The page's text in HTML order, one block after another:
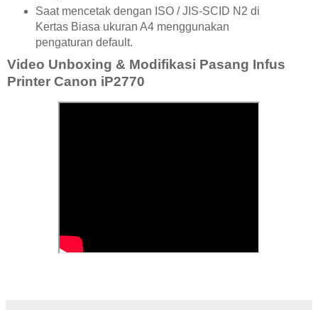
Saat mencetak dengan ISO / JIS-SCID N2 di
Kertas Biasa ukuran A4 menggunakan
pengaturan default.
Video Unboxing & Modifikasi Pasang Infus
Printer Canon iP2770